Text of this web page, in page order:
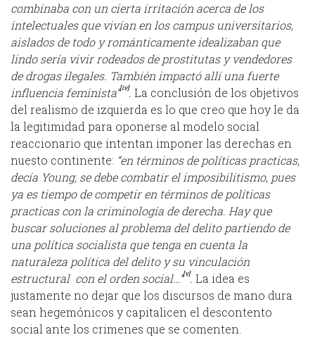
combinaba con un cierta irritación acerca de los
intelectuales que vivían en los campus universitarios,
aislados de todo y románticamente idealizaban que
lindo sería vivir rodeados de prostitutas y vendedores
de drogas ilegales. También impactó allí una fuerte
influencia feminista”[iv]. La conclusión de los objetivos
del realismo de izquierda es lo que creo que hoy le da
la legitimidad para oponerse al modelo social
reaccionario que intentan imponer las derechas en
nuesto continente: “en términos de políticas practicas,
decía Young, se debe combatir el imposibilitismo, pues
ya es tiempo de competir en términos de políticas
practicas con la criminología de derecha. Hay que
buscar soluciones al problema del delito partiendo de
una política socialista que tenga en cuenta la
naturaleza política del delito y su vinculación
estructural con el orden social…”[v]. La idea es
justamente no dejar que los discursos de mano dura
sean hegemónicos y capitalicen el descontento
social ante los crimenes que se comenten.